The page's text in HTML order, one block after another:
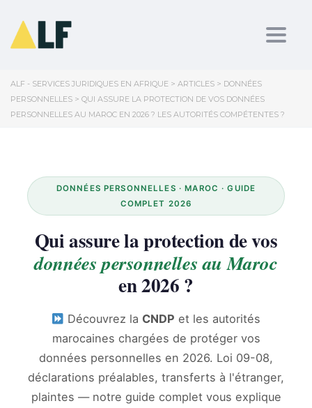
ALF - SERVICES JURIDIQUES EN AFRIQUE > ARTICLES > DONNÉES
PERSONNELLES > QUI ASSURE LA PROTECTION DE VOS DONNÉES
PERSONNELLES AU MAROC EN 2026 ? LES AUTORITÉS COMPÉTENTES ?
DONNÉES PERSONNELLES · MAROC · GUIDE
COMPLET 2026
Qui assure la protection de vos
données personnelles au Maroc
en 2026 ?
Découvrez la CNDP et les autorités
marocaines chargées de protéger vos
données personnelles en 2026. Loi 09-08,
déclarations préalables, transferts à l'étranger,
plaintes — notre guide complet vous explique